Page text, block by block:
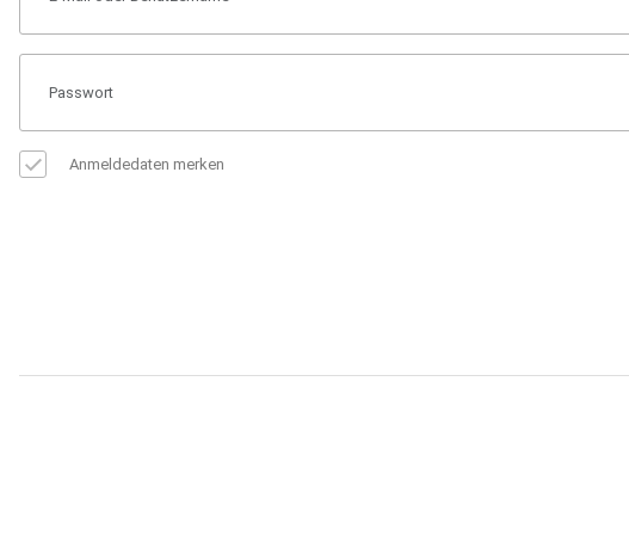
Anmeldedaten merken